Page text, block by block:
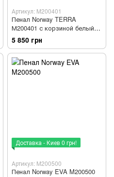
Артикул: M200401
Пенал Norway TERRA
М200401 с корзиной белый
левосторонний
5 850 грн
Доставка - Киев 0 грн!
Артикул: M200500
Пенал Norway EVA M200500